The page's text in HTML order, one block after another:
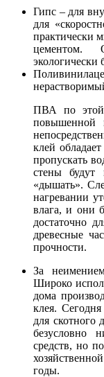
Гипс – для
для
практически
цементом.
экологически
ПВА по этой
повышенной
клей
пропускать
стены
«дышать».
нагревании
влага, и они
достаточно
древесные
прочности.
За
Широко
дома
клея.
для скотного
безусловно
средств, но
годы.